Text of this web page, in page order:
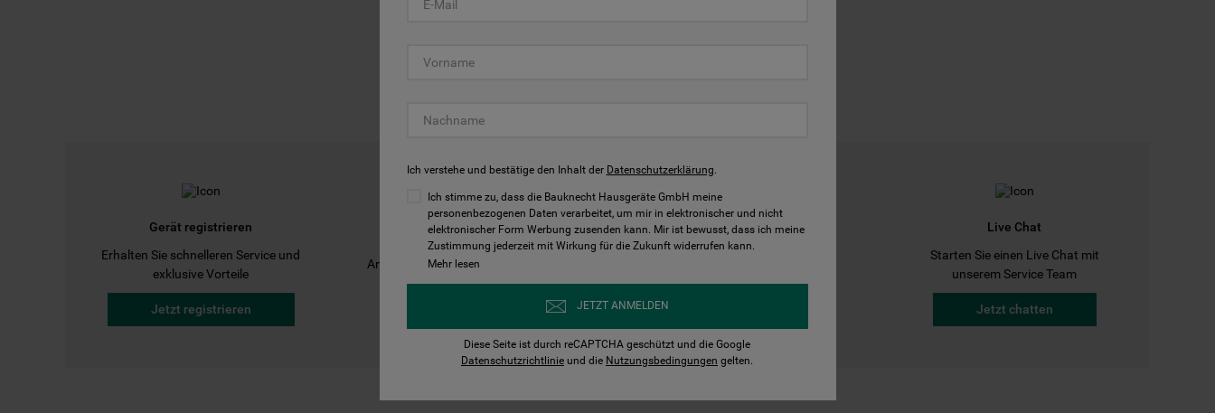
Gerät registrieren
Erhalten Sie schnelleren Service und
exklusive Vorteile
Jetzt registrieren
Bedienungsanleitungen
Anleitungen finden und herunterladen
Kontakt
Live Chat
Starten Sie einen Live Chat mit
unserem Service Team
Jetzt chatten
Ich verstehe und bestätige den Inhalt der Datenschutzerklärung.
Ich stimme zu, dass die Bauknecht Hausgeräte GmbH meine
personenbezogenen Daten verarbeitet, um mir in elektronischer und nicht
elektronischer Form Werbung zusenden kann. Mir ist bewusst, dass ich meine
Zustimmung jederzeit mit Wirkung für die Zukunft widerrufen kann.
Mehr lesen
JETZT ANMELDEN
Diese Seite ist durch reCAPTCHA geschützt und die Google
Datenschutzrichtlinie und die Nutzungsbedingungen gelten.